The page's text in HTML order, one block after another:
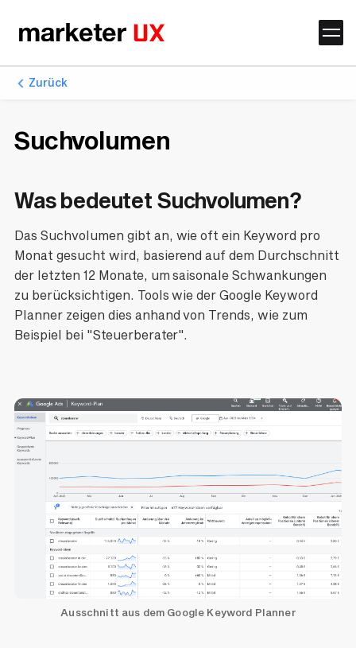
Zurück
Suchvolumen
Was bedeutet Suchvolumen?
Das Suchvolumen gibt an, wie oft ein Keyword pro
Monat gesucht wird, basierend auf dem Durchschnitt
der letzten 12 Monate, um saisonale Schwankungen
zu berücksichtigen. Tools wie der Google Keyword
Planner zeigen dies anhand von Trends, wie zum
Beispiel bei "Steuerberater".
Ausschnitt aus dem Google Keyword Planner